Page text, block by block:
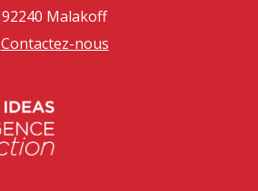
92240 Malakoff
Contactez-nous